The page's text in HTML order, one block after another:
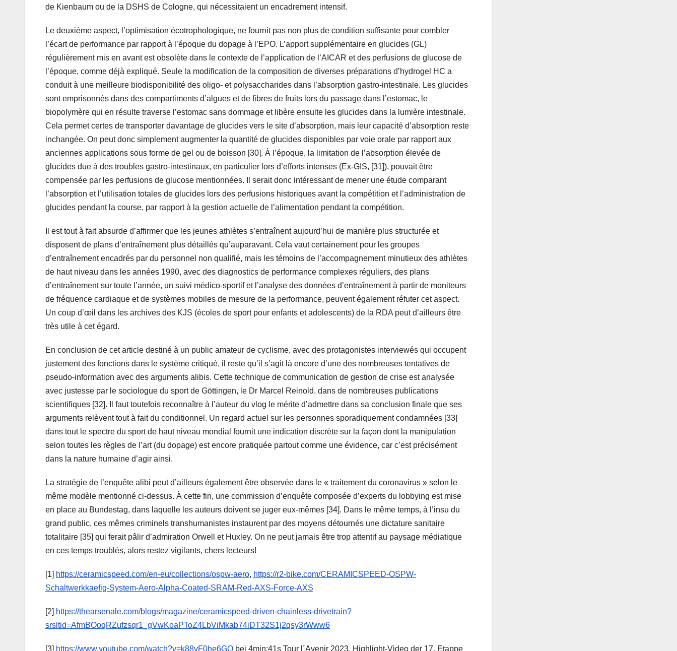
de Kienbaum ou de la DSHS de Cologne, qui nécessitaient un encadrement intensif.
Le deuxième aspect, l’optimisation écotrophologique, ne fournit pas non plus de condition suffisante pour combler
l’écart de performance par rapport à l’époque du dopage à l’EPO. L’apport supplémentaire en glucides (GL)
régulièrement mis en avant est obsolète dans le contexte de l’application de l’AICAR et des perfusions de glucose de
l’époque, comme déjà expliqué. Seule la modification de la composition de diverses préparations d’hydrogel HC a
conduit à une meilleure biodisponibilité des oligo- et polysaccharides dans l’absorption gastro-intestinale. Les glucides
sont emprisonnés dans des compartiments d’algues et de fibres de fruits lors du passage dans l’estomac, le
biopolymère qui en résulte traverse l’estomac sans dommage et libère ensuite les glucides dans la lumière intestinale.
Cela permet certes de transporter davantage de glucides vers le site d’absorption, mais leur capacité d’absorption reste
inchangée. On peut donc simplement augmenter la quantité de glucides disponibles par voie orale par rapport aux
anciennes applications sous forme de gel ou de boisson [30]. À l’époque, la limitation de l’absorption élevée de
glucides due à des troubles gastro-intestinaux, en particulier lors d’efforts intenses (Ex-GIS, [31]), pouvait être
compensée par les perfusions de glucose mentionnées. Il serait donc intéressant de mener une étude comparant
l’absorption et l’utilisation totales de glucides lors des perfusions historiques avant la compétition et l’administration de
glucides pendant la course, par rapport à la gestion actuelle de l’alimentation pendant la compétition.
Il est tout à fait absurde d’affirmer que les jeunes athlètes s’entraînent aujourd’hui de manière plus structurée et
disposent de plans d’entraînement plus détaillés qu’auparavant. Cela vaut certainement pour les groupes
d’entraînement encadrés par du personnel non qualifié, mais les témoins de l’accompagnement minutieux des athlètes
de haut niveau dans les années 1990, avec des diagnostics de performance complexes réguliers, des plans
d’entraînement sur toute l’année, un suivi médico-sportif et l’analyse des données d’entraînement à partir de moniteurs
de fréquence cardiaque et de systèmes mobiles de mesure de la performance, peuvent également réfuter cet aspect.
Un coup d’œil dans les archives des KJS (écoles de sport pour enfants et adolescents) de la RDA peut d’ailleurs être
très utile à cet égard.
En conclusion de cet article destiné à un public amateur de cyclisme, avec des protagonistes interviewés qui occupent
justement des fonctions dans le système critiqué, il reste qu’il s’agit là encore d’une des nombreuses tentatives de
pseudo-information avec des arguments alibis. Cette technique de communication de gestion de crise est analysée
avec justesse par le sociologue du sport de Göttingen, le Dr Marcel Reinold, dans de nombreuses publications
scientifiques [32]. Il faut toutefois reconnaître à l’auteur du vlog le mérite d’admettre dans sa conclusion finale que ses
arguments relèvent tout à fait du conditionnel. Un regard actuel sur les personnes sporadiquement condamnées [33]
dans tout le spectre du sport de haut niveau mondial fournit une indication discrète sur la façon dont la manipulation
selon toutes les règles de l’art (du dopage) est encore pratiquée partout comme une évidence, car c’est précisément
dans la nature humaine d’agir ainsi.
La stratégie de l’enquête alibi peut d’ailleurs également être observée dans le « traitement du coronavirus » selon le
même modèle mentionné ci-dessus. À cette fin, une commission d’enquête composée d’experts du lobbying est mise
en place au Bundestag, dans laquelle les auteurs doivent se juger eux-mêmes [34]. Dans le même temps, à l’insu du
grand public, ces mêmes criminels transhumanistes instaurent par des moyens détournés une dictature sanitaire
totalitaire [35] qui ferait pâlir d’admiration Orwell et Huxley. On ne peut jamais être trop attentif au paysage médiatique
en ces temps troublés, alors restez vigilants, chers lecteurs!
[1] https://ceramicspeed.com/en-eu/collections/ospw-aero, https://r2-bike.com/CERAMICSPEED-OSPW-
Schaltwerkkaefig-System-Aero-Alpha-Coated-SRAM-Red-AXS-Force-AXS
[2] https://thearsenale.com/blogs/magazine/ceramicspeed-driven-chainless-drivetrain?
srsltid=AfmBOoqRZufzsqr1_gVwKoaPToZ4LbViMkab74iDT32S1j2qsy3rWww6
[3] https://www.youtube.com/watch?v=k88vF0he6GQ bei 4min:41s Tour l´Avenir 2023, Highlight-Video der 17. Etappe